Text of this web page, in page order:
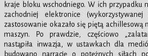
kraje bloku wschodniego. W ich przypadku
zachodniej elektronice
zastosowanie okazało się piętą achillesową
maszyn. Po prawdzie, częściowo
nastąpiła inwazja, w ustawkach dla
budowano narrację o potężnych siłach